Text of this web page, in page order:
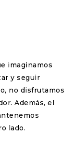
imaginamos
y seguir
no disfrutamos
Además, el
lado.